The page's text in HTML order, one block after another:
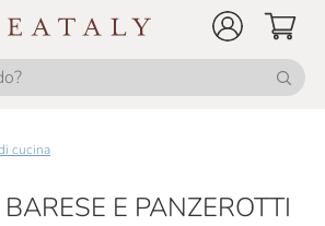
di cucina
E PANZEROTTI